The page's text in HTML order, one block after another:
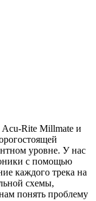
Rite Millmate и
уровне. У нас
с помощью
каждого трека на
схемы,
понять проблему